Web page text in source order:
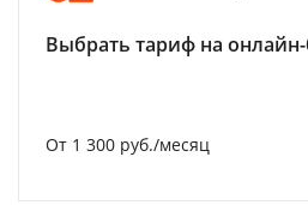
Выбрать тариф на
От 1 300 руб./месяц